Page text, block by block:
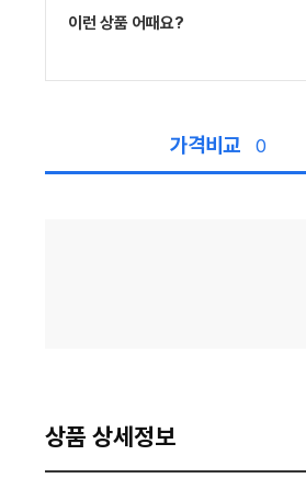
이런 상품 어때요?
가격비교 0
상품 상세정보